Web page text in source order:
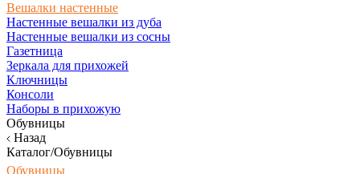
Вешалки настенные
Настенные вешалки из дуба
Настенные вешалки из сосны
Газетница
Зеркала для прихожей
Ключницы
Консоли
Наборы в прихожую
Обувницы
Назад
Каталог/Обувницы
Обувницы